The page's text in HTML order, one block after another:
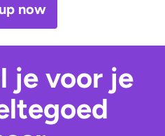
now
je voor je